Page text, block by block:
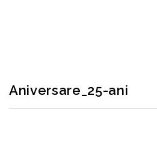
Aniversare_25-ani